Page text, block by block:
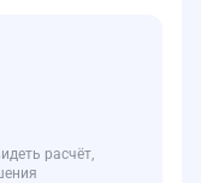
расчёт,